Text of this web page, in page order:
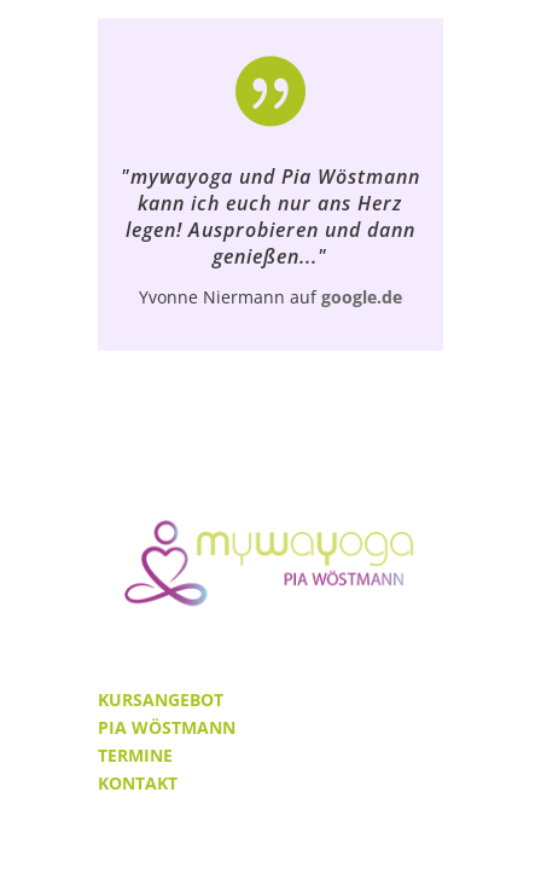

"mywayoga und Pia Wöstmann
kann ich euch nur ans Herz
legen! Ausprobieren und dann
genießen..."
Yvonne Niermann aufgoogle.de
KURSANGEBOT
PIA WÖSTMANN
TERMINE
KONTAKT